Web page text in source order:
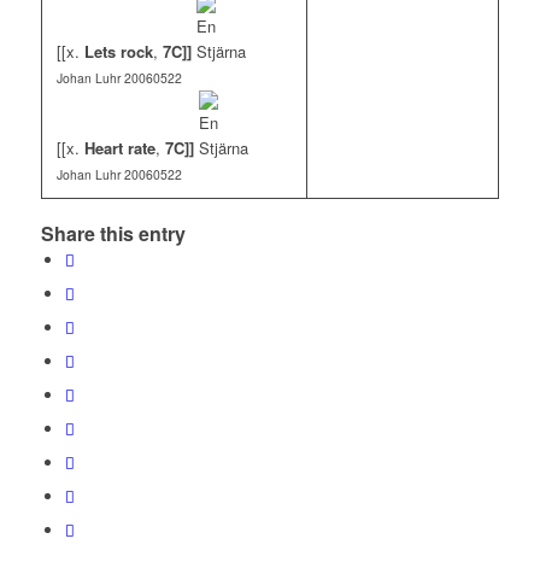
[[x. Lets rock, 7C]]
Johan Luhr 20060522
[[x. Heart rate, 7C]]
Johan Luhr 20060522
Share this entry